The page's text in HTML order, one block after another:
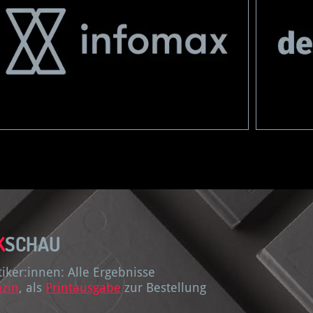
SCHAU
Alle Ergebnisse
, als Printausgabe zur Bestellung